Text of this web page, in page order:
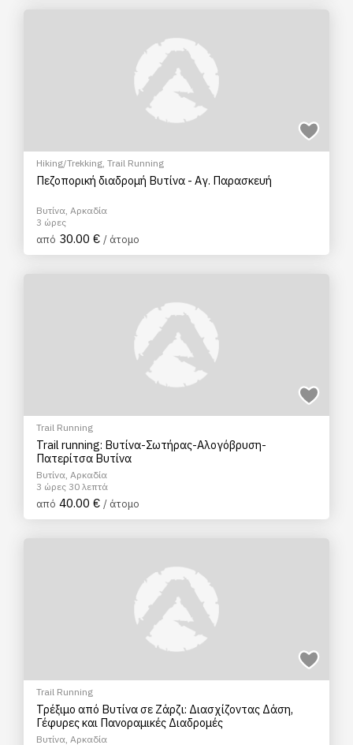
Hiking/Trekking, Trail Running
Πεζοπορική διαδρομή Βυτίνα - Αγ. Παρασκευή
Βυτίνα, Αρκαδία
3 ώρες
από 30.00 € / άτομο
Trail Running
Trail running: Βυτίνα-Σωτήρας-Αλογόβρυση-
Πατερίτσα Βυτίνα
Βυτίνα, Αρκαδία
3 ώρες 30 λεπτά
από 40.00 € / άτομο
Trail Running
Τρέξιμο από Βυτίνα σε Ζάρζι: Διασχίζοντας Δάση,
Γέφυρες και Πανοραμικές Διαδρομές
Βυτίνα, Αρκαδία